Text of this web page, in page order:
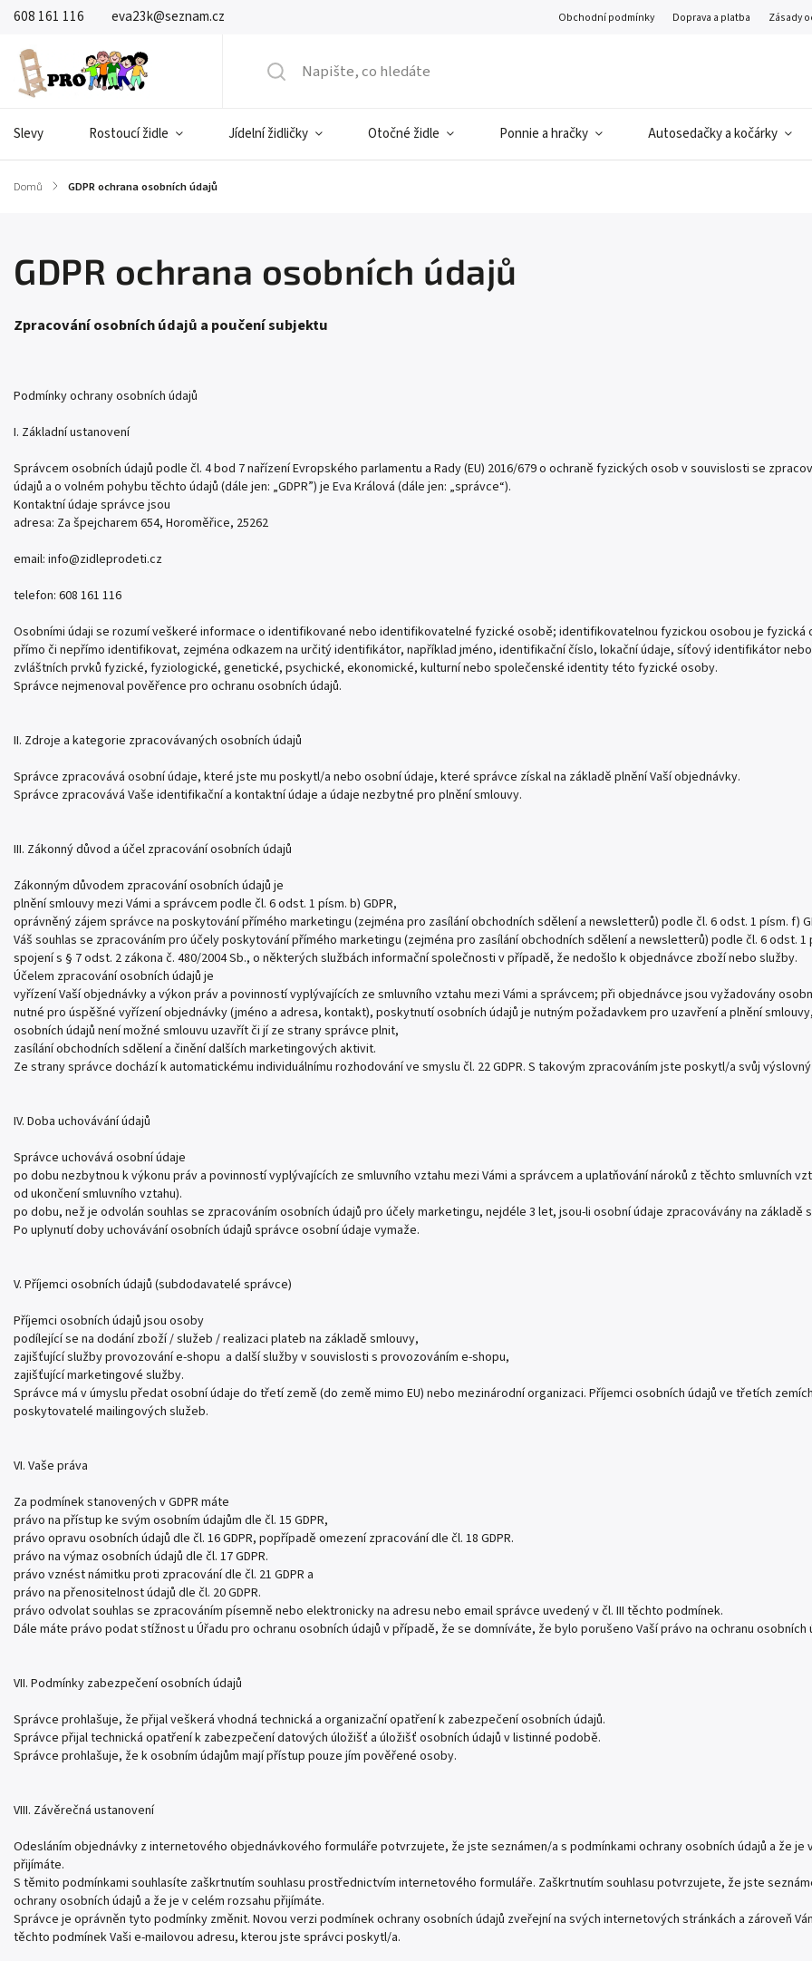
608 161 116 eva23k@seznam.cz Obchodní podmínky Doprava a platba Zásady
Slevy Rostoucí židle Jídelní židličky Otočné židle Ponnie a hračky Autosedačky a kočárky
Domů / GDPR ochrana osobních údajů
GDPR ochrana osobních údajů
Zpracování osobních údajů a poučení subjektu
Podmínky ochrany osobních údajů
I. Základní ustanovení
Správcem osobních údajů podle čl. 4 bod 7 nařízení Evropského parlamentu a Rady (EU) 2016/679 o ochraně fyzických osob v souvislosti se
údajů a o volném pohybu těchto údajů (dále jen: „GDPR”) je Eva Králová (dále jen: „správce“).
Kontaktní údaje správce jsou
adresa: Za špejcharem 654, Horoměřice, 25262
email: info@zidleprodeti.cz
telefon: 608 161 116
Osobními údaji se rozumí veškeré informace o identifikované nebo identifikovatelné fyzické osobě; identifikovatelnou fyzickou osobou je fyzická
přímo či nepřímo identifikovat, zejména odkazem na určitý identifikátor, například jméno, identifikační číslo, lokační údaje, síťový identifikátor
zvláštních prvků fyzické, fyziologické, genetické, psychické, ekonomické, kulturní nebo společenské identity této fyzické osoby.
Správce nejmenoval pověřence pro ochranu osobních údajů.
II. Zdroje a kategorie zpracovávaných osobních údajů
Správce zpracovává osobní údaje, které jste mu poskytl/a nebo osobní údaje, které správce získal na základě plnění Vaší objednávky.
Správce zpracovává Vaše identifikační a kontaktní údaje a údaje nezbytné pro plnění smlouvy.
III. Zákonný důvod a účel zpracování osobních údajů
Zákonným důvodem zpracování osobních údajů je
plnění smlouvy mezi Vámi a správcem podle čl. 6 odst. 1 písm. b) GDPR,
oprávněný zájem správce na poskytování přímého marketingu (zejména pro zasílání obchodních sdělení a newsletterů) podle čl. 6 odst. 1 písm. f)
Váš souhlas se zpracováním pro účely poskytování přímého marketingu (zejména pro zasílání obchodních sdělení a newsletterů) podle čl. 6 odst. 1
spojení s § 7 odst. 2 zákona č. 480/2004 Sb., o některých službách informační společnosti v případě, že nedošlo k objednávce zboží nebo služby.
Účelem zpracování osobních údajů je
vyřízení Vaší objednávky a výkon práv a povinností vyplývajících ze smluvního vztahu mezi Vámi a správcem; při objednávce jsou vyžadovány
nutné pro úspěšné vyřízení objednávky (jméno a adresa, kontakt), poskytnutí osobních údajů je nutným požadavkem pro uzavření a plnění
osobních údajů není možné smlouvu uzavřít či jí ze strany správce plnit,
zasílání obchodních sdělení a činění dalších marketingových aktivit.
Ze strany správce dochází k automatickému individuálnímu rozhodování ve smyslu čl. 22 GDPR. S takovým zpracováním jste poskytl/a svůj
IV. Doba uchovávání údajů
Správce uchovává osobní údaje
po dobu nezbytnou k výkonu práv a povinností vyplývajících ze smluvního vztahu mezi Vámi a správcem a uplatňování nároků z těchto smluvních
od ukončení smluvního vztahu).
po dobu, než je odvolán souhlas se zpracováním osobních údajů pro účely marketingu, nejdéle 3 let, jsou-li osobní údaje zpracovávány na základě
Po uplynutí doby uchovávání osobních údajů správce osobní údaje vymaže.
V. Příjemci osobních údajů (subdodavatelé správce)
Příjemci osobních údajů jsou osoby
podílející se na dodání zboží / služeb / realizaci plateb na základě smlouvy,
zajišťující služby provozování e-shopu a další služby v souvislosti s provozováním e-shopu,
zajišťující marketingové služby.
Správce má v úmyslu předat osobní údaje do třetí země (do země mimo EU) nebo mezinárodní organizaci. Příjemci osobních údajů ve třetích
poskytovatelé mailingových služeb.
VI. Vaše práva
Za podmínek stanovených v GDPR máte
právo na přístup ke svým osobním údajům dle čl. 15 GDPR,
právo opravu osobních údajů dle čl. 16 GDPR, popřípadě omezení zpracování dle čl. 18 GDPR.
právo na výmaz osobních údajů dle čl. 17 GDPR.
právo vznést námitku proti zpracování dle čl. 21 GDPR a
právo na přenositelnost údajů dle čl. 20 GDPR.
právo odvolat souhlas se zpracováním písemně nebo elektronicky na adresu nebo email správce uvedený v čl. III těchto podmínek.
Dále máte právo podat stížnost u Úřadu pro ochranu osobních údajů v případě, že se domníváte, že bylo porušeno Vaší právo na ochranu osobních
VII. Podmínky zabezpečení osobních údajů
Správce prohlašuje, že přijal veškerá vhodná technická a organizační opatření k zabezpečení osobních údajů.
Správce přijal technická opatření k zabezpečení datových úložišť a úložišť osobních údajů v listinné podobě.
Správce prohlašuje, že k osobním údajům mají přístup pouze jím pověřené osoby.
VIII. Závěrečná ustanovení
Odesláním objednávky z internetového objednávkového formuláře potvrzujete, že jste seznámen/a s podmínkami ochrany osobních údajů a že je
přijímáte.
S těmito podmínkami souhlasíte zaškrtnutím souhlasu prostřednictvím internetového formuláře. Zaškrtnutím souhlasu potvrzujete, že jste
ochrany osobních údajů a že je v celém rozsahu přijímáte.
Správce je oprávněn tyto podmínky změnit. Novou verzi podmínek ochrany osobních údajů zveřejní na svých internetových stránkách a zároveň
těchto podmínek Vaši e-mailovou adresu, kterou jste správci poskytl/a.